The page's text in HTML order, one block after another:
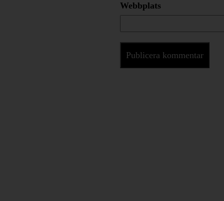
Webbplats